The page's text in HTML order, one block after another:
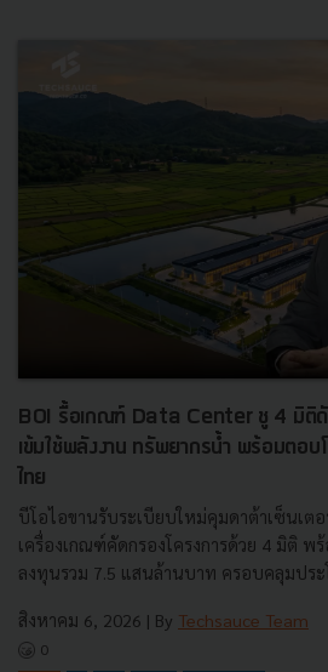
BOI รื้อเกณฑ์ Data Center ชู 4 มิติ
เข้มใช้พลังงาน ทรัพยากรน้ำ พร้อมตอบ
ไทย
บีโอไอขานรับระเบียบใหม่คุมดาต้าเซ็นเต
เครื่องเกณฑ์คัดกรองโครงการด้วย 4 มิติ พ
ลงทุนรวม 7.5 แสนล้านบาท ครอบคลุมปร
สิงหาคม 6, 2026 | By Techsauce Team
0